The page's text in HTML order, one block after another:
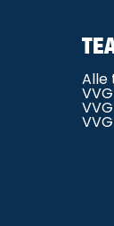
Alle
VVG